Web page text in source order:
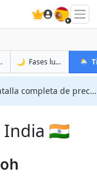
🇪🇸
mañana en
🌙 Fases lunares en
🌦️
completa de precisión!
India 🇮🇳